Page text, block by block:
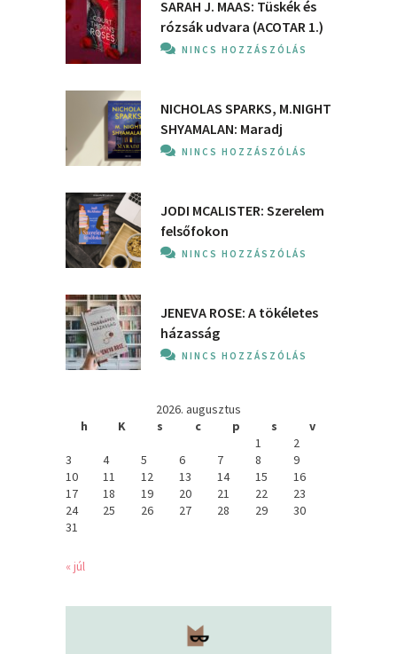
SARAH J. MAAS: Tüskék és
rózsák udvara (ACOTAR 1.)
NINCS HOZZÁSZÓLÁS
NICHOLAS SPARKS, M.NIGHT
SHYAMALAN: Maradj
NINCS HOZZÁSZÓLÁS
JODI MCALISTER: Szerelem
felsőfokon
NINCS HOZZÁSZÓLÁS
JENEVA ROSE: A ​tökéletes
házasság
NINCS HOZZÁSZÓLÁS
2026. augusztus
h
K s c p s
v
1
2
3
4 5 6 7 8
9
10
11 12 13 14 15
16
17
18 19 20 21 22
23
24
25 26 27 28 29
30
31
« júl